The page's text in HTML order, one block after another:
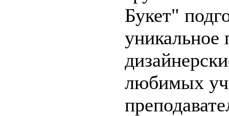
Букет"
уникальное
любимых